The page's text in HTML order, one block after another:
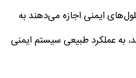
ایمنی اجازه می‌دهند به
به عملکرد طبیعی سیستم ایمنی